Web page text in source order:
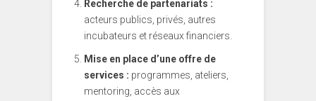
Recherche de partenariats :
acteurs publics, privés, autres
incubateurs et réseaux financiers.
Mise en place d’une offre de
services : programmes, ateliers,
mentoring, accès aux